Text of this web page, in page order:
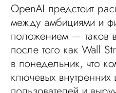
OpenAI предстоит
между амбициями и
положением — таков
после того как Wall
в понедельник, что
ключевых